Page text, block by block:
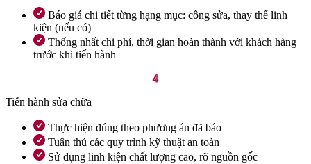
Báo giá chi tiết từng hạng mục: công sửa, thay thế linh
kiện (nếu có)
Thống nhất chi phí, thời gian hoàn thành với khách hàng
trước khi tiến hành
4
Tiến hành sửa chữa
Thực hiện đúng theo phương án đã báo
Tuân thủ các quy trình kỹ thuật an toàn
Sử dụng linh kiện chất lượng cao, rõ nguồn gốc